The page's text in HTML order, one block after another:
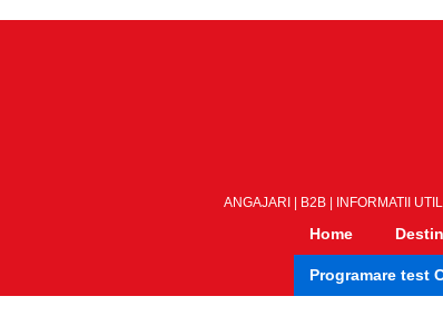
ANGAJARI B2B INFORMATII
Home
Programare test